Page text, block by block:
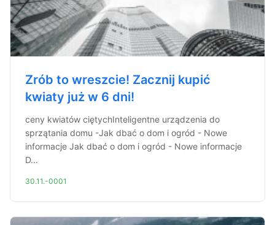
Zrób to wreszcie! Zacznij kupić
kwiaty już w 6 dni!
ceny kwiatów ciętychInteligentne urządzenia do
sprzątania domu -Jak dbać o dom i ogród - Nowe
informacje Jak dbać o dom i ogród - Nowe informacje
D...
30.11.-0001